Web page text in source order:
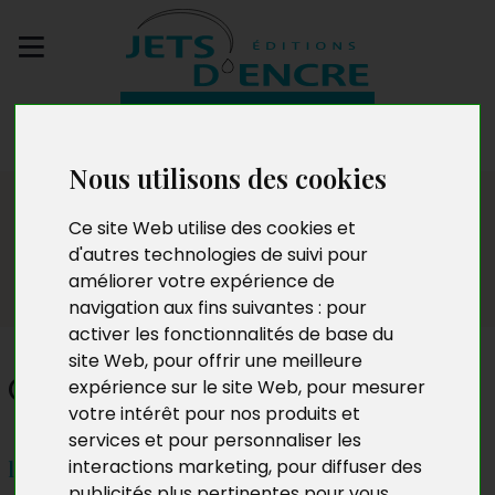
Nous utilisons des cookies
Ce site Web utilise des cookies et
d'autres technologies de suivi pour
améliorer votre expérience de
navigation aux fins suivantes : pour
activer les fonctionnalités de base du
site Web, pour offrir une meilleure
expérience sur le site Web, pour mesurer
votre intérêt pour nos produits et
services et pour personnaliser les
interactions marketing, pour diffuser des
Dédicaces
Cheikh Diop
les vendredis et samedi 8 et 9 septembre 2023 à